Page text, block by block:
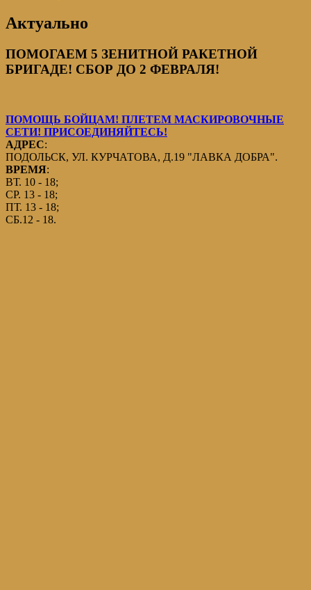
Актуально
ПОМОГАЕМ 5 ЗЕНИТНОЙ РАКЕТНОЙ
БРИГАДЕ! СБОР ДО 2 ФЕВРАЛЯ!
ПОМОЩЬ БОЙЦАМ! ПЛЕТЕМ МАСКИРОВОЧНЫЕ
СЕТИ! ПРИСОЕДИНЯЙТЕСЬ!
АДРЕС:
ПОДОЛЬСК, УЛ. КУРЧАТОВА, Д.19 "ЛАВКА ДОБРА".
ВРЕМЯ:
ВТ. 10 - 18;
СР. 13 - 18;
ПТ. 13 - 18;
СБ.12 - 18.